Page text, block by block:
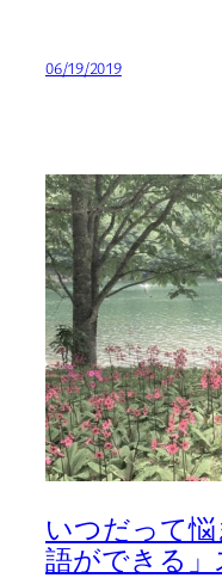
06/19/2019
いつだって
語ができる